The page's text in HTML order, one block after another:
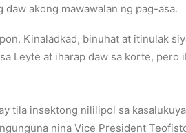
akong mawawalan ng pag-asa.
Kinaladkad, binuhat at itinulak
Leyte at iharap daw sa korte,
tila insektong nililipol sa
nina Vice President